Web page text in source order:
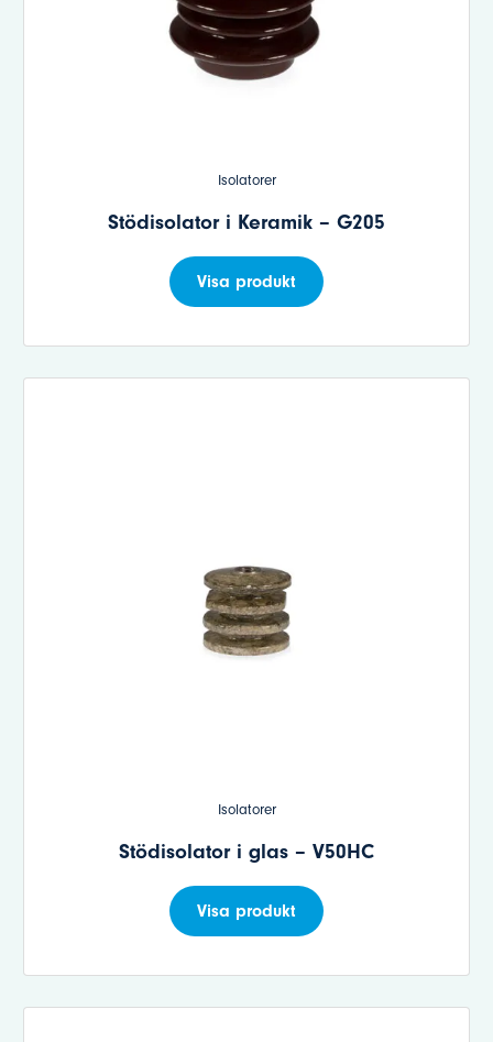
Isolatorer
Stödisolator i Keramik – G205
Visa produkt
Isolatorer
Stödisolator i glas – V50HC
Visa produkt